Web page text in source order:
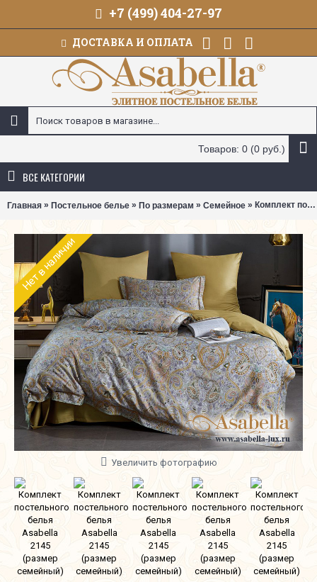
+7 (499) 404-27-97
ДОСТАВКА И ОПЛАТА
Товаров: 0 (0 руб.)
ВСЕ КАТЕГОРИИ
Главная » Постельное белье » По размерам » Семейное » Комплект постельного белья Asabella 2145 (размер семейный)
Нет в наличии
Увеличить фотографию